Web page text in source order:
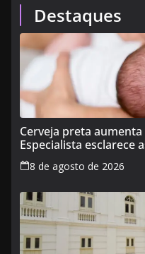
Destaques
Cerveja preta
Especialista esclarece
alimentação durante a
8 de agosto de 2026